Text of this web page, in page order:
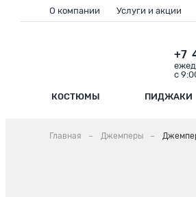
КОСТЮМЫ ПИДЖАКИ
+7
с
О компании Услуги и акции
Главная Джемперы